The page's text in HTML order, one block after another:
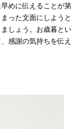
めに伝えることが第
った文面にしようと
しょう。お歳暮とい
感謝の気持ちを伝え